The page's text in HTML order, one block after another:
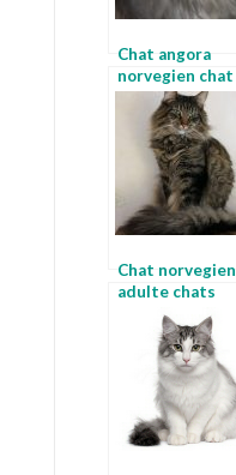
Chat angora
norvegien chat
lynx
Chat norvegien
adulte chats
forets
norvegiennes